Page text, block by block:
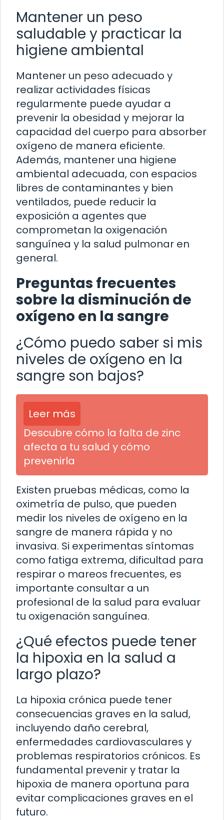
Mantener un peso
saludable y practicar la
higiene ambiental
Mantener un peso adecuado y
realizar actividades físicas
regularmente puede ayudar a
prevenir la obesidad y mejorar la
capacidad del cuerpo para absorber
oxígeno de manera eficiente.
Además, mantener una higiene
ambiental adecuada, con espacios
libres de contaminantes y bien
ventilados, puede reducir la
exposición a agentes que
comprometan la oxigenación
sanguínea y la salud pulmonar en
general.
Preguntas frecuentes
sobre la disminución de
oxígeno en la sangre
¿Cómo puedo saber si mis
niveles de oxígeno en la
sangre son bajos?
Leer más
Descubre cómo la falta de zinc
afecta a tu salud y cómo
prevenirla
Existen pruebas médicas, como la
oximetría de pulso, que pueden
medir los niveles de oxígeno en la
sangre de manera rápida y no
invasiva. Si experimentas síntomas
como fatiga extrema, dificultad para
respirar o mareos frecuentes, es
importante consultar a un
profesional de la salud para evaluar
tu oxigenación sanguínea.
¿Qué efectos puede tener
la hipoxia en la salud a
largo plazo?
La hipoxia crónica puede tener
consecuencias graves en la salud,
incluyendo daño cerebral,
enfermedades cardiovasculares y
problemas respiratorios crónicos. Es
fundamental prevenir y tratar la
hipoxia de manera oportuna para
evitar complicaciones graves en el
futuro.